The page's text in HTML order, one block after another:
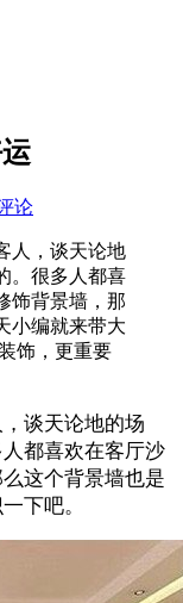
论
人，谈天论地
。很多人都喜
饰背景墙，那
小编就来带大
饰，更重要
谈天论地的场
都喜欢在客厅沙
这个背景墙也是
下吧。